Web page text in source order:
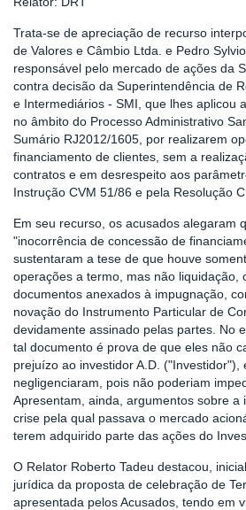
Trata-se de apreciação de recurso
de Valores e Câmbio Ltda. e Pedro
responsável pelo mercado de ações da
contra decisão da Superintendência de
e Intermediários - SMI, que lhes aplicou
no âmbito do Processo Administrativo
Sumário RJ2012/1605, por realizarem
financiamento de clientes, sem a
contratos e em desrespeito aos
Instrução CVM 51/86 e pela Resolução
Em seu recurso, os acusados alegaram
"inocorrência de concessão de
sustentaram a tese de que houve
operações a termo, mas não liquidação,
documentos anexados à impugnação,
novação do Instrumento Particular de
devidamente assinado pelas partes. No
tal documento é prova de que eles não
prejuízo ao investidor A.D. ("Investidor"),
negligenciaram, pois não poderiam
Apresentam, ainda, argumentos sobre a
crise pela qual passava o mercado
terem adquirido parte das ações do
O Relator Roberto Tadeu destacou,
jurídica da proposta de celebração de
apresentada pelos Acusados, tendo em